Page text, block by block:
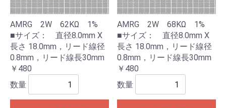
AMRG 2W 62KΩ 1%
■サイズ： 直径8.0mm X
長さ 18.0mm，リード線径
0.8mm，リード線長30mm
￥480
数量
AMRG 2W 68KΩ 1%
■サイズ： 直径8.0mm X
長さ 18.0mm，リード線径
0.8mm，リード線長30mm
￥480
数量